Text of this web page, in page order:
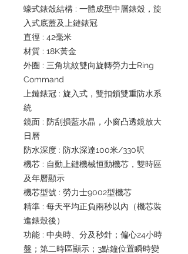
蠔式錶殼結構 : 一體成型中層錶殼，旋
入式底蓋及上鏈錶冠
直徑 : 42毫米
材質 : 18K黃金
外圈 : 三角坑紋雙向旋轉勞力士Ring
Command
上鏈錶冠 : 旋入式，雙扣鎖雙重防水系
統
鏡面 : 防刮損藍水晶，小窗凸透鏡放大
日曆
防水深度 : 防水深達100米/330呎
機芯 : 自動上鏈機械恒動機芯，雙時區
及年曆顯示
機芯型號 : 勞力士9002型機芯
精準 : 每天平均正負兩秒以內（機芯裝
進錶殼後）
功能 : 中央時、分及秒針；偏心24小時
盤；第二時區顯示；3點鐘位置瞬時變